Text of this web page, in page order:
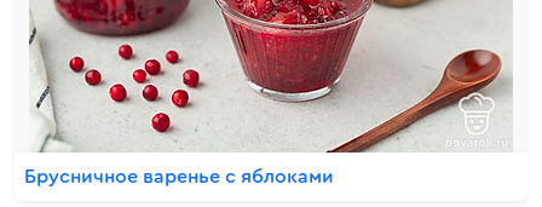
Брусничное варенье с яблоками